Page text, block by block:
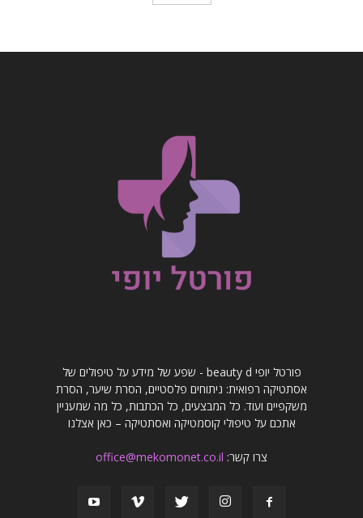
פורטל יופי beauty d - שפע של מידע על טיפולים של
אסתטיקה רפואית: ניתוחים פלסטיים, הסרת שיער, הסרת
משקפיים ועוד. כל המבצעים, כל הכתבות, כל מה שמעניין
אתכם על טיפולי קוסמטיקה ואסתטיקה – כאן אצלנו
צרו קשר: office@mekomonet.co.il